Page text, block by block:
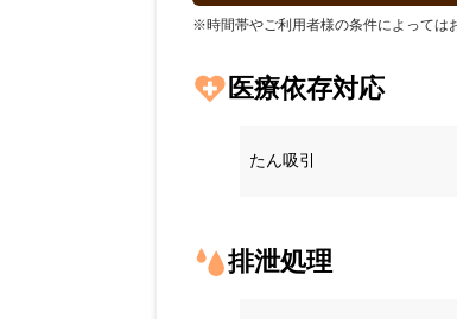
※時間帯やご利用者様の条件によっては
医療依存対応
たん吸引
排泄処理